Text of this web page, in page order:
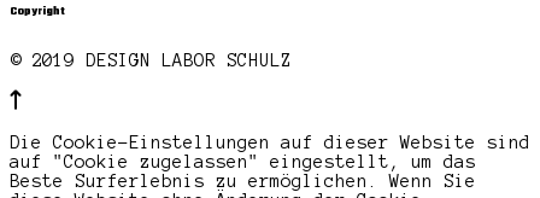
Copyright
© 2019 DESIGN LABOR SCHULZ
Die Cookie-Einstellungen auf dieser Website sind
auf "Cookie zugelassen" eingestellt, um das
Beste Surferlebnis zu ermöglichen. Wenn Sie